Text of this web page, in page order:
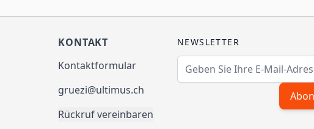
KONTAKT
Kontaktformular
gruezi@ultimus.ch
Rückruf vereinbaren
NEWSLETTER
E-Mailadresse